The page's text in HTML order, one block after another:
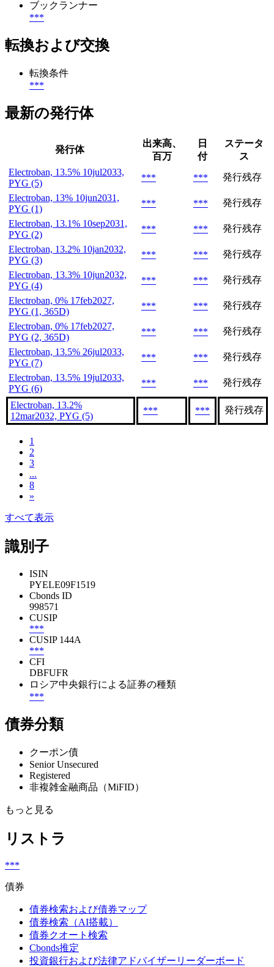
ブックランナー
***
転換および交換
転換条件
***
最新の発行体
発行体
出来高、
百万
日
付
ステータ
ス
Electroban, 13.5% 10jul2033,
PYG (5)
*** ***
発行残存
Electroban, 13% 10jun2031,
PYG (1)
*** ***
発行残存
Electroban, 13.1% 10sep2031,
PYG (2)
*** ***
発行残存
Electroban, 13.2% 10jan2032,
PYG (3)
*** ***
発行残存
Electroban, 13.3% 10jun2032,
PYG (4)
*** ***
発行残存
Electroban, 0% 17feb2027,
PYG (1, 365D)
*** ***
発行残存
Electroban, 0% 17feb2027,
PYG (2, 365D)
*** ***
発行残存
Electroban, 13.5% 26jul2033,
PYG (7)
*** ***
発行残存
Electroban, 13.5% 19jul2033,
PYG (6)
*** *** 発行残存
Electroban, 13.2%
12mar2032, PYG (5)
*** *** 発行残存
1
2
3
...
8
»
すべて表示
識別子
ISIN
PYELE09F1519
Cbonds ID
998571
CUSIP
***
CUSIP 144A
***
CFI
DBFUFR
ロシア中央銀行による証券の種類
***
債券分類
クーポン債
Senior Unsecured
Registered
非複雑金融商品（MiFID）
もっと見る
リストラ
***
債券
債券検索および債券マップ
債券検索（AI搭載）
債券クオート検索
Cbonds推定
投資銀行および法律アドバイザーリーダーボード